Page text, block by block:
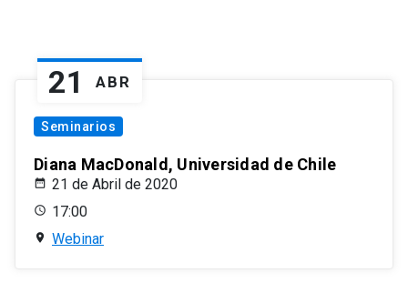
21 ABR
Seminarios
Diana MacDonald, Universidad de Chile
21 de Abril de 2020
17:00
Webinar